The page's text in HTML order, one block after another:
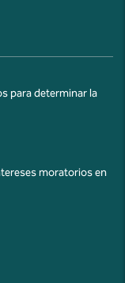
para determinar la
moratorios en